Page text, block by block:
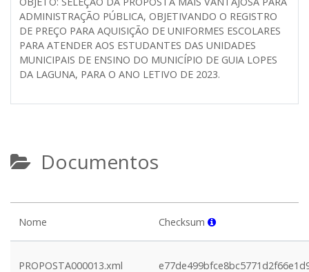
ADMINISTRAÇÃO PÚBLICA, OBJETIVANDO O REGISTRO
DE PREÇO PARA AQUISIÇÃO DE UNIFORMES ESCOLARES
PARA ATENDER AOS ESTUDANTES DAS UNIDADES
MUNICIPAIS DE ENSINO DO MUNICÍPIO DE GUIA LOPES
DA LAGUNA, PARA O ANO LETIVO DE 2023.
Documentos
Nome Checksum
PROPOSTA000013.xml